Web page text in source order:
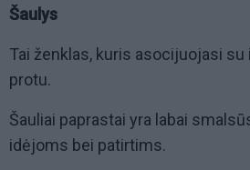
Šaulys
Tai ženklas, kuris asocijuojasi
protu.
Šauliai paprastai yra labai
idėjoms bei patirtims.